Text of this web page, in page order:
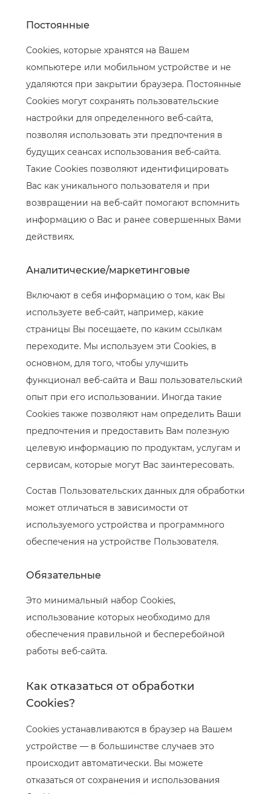
Постоянные
Cookies, которые хранятся на Вашем
компьютере или мобильном устройстве и не
удаляются при закрытии браузера. Постоянные
Cookies могут сохранять пользовательские
настройки для определенного веб-сайта,
позволяя использовать эти предпочтения в
будущих сеансах использования веб-сайта.
Такие Cookies позволяют идентифицировать
Вас как уникального пользователя и при
возвращении на веб-сайт помогают вспомнить
информацию о Вас и ранее совершенных Вами
действиях.
Аналитические/маркетинговые
Включают в себя информацию о том, как Вы
используете веб-сайт, например, какие
страницы Вы посещаете, по каким ссылкам
переходите. Мы используем эти Cookies, в
основном, для того, чтобы улучшить
функционал веб-сайта и Ваш пользовательский
опыт при его использовании. Иногда такие
Cookies также позволяют нам определить Ваши
предпочтения и предоставить Вам полезную
целевую информацию по продуктам, услугам и
сервисам, которые могут Вас заинтересовать.
Состав Пользовательских данных для обработки
может отличаться в зависимости от
используемого устройства и программного
обеспечения на устройстве Пользователя.
Обязательные
Это минимальный набор Cookies,
использование которых необходимо для
обеспечения правильной и бесперебойной
работы веб-сайта.
Как отказаться от обработки
Cookies?
Cookies устанавливаются в браузер на Вашем
устройстве — в большинстве случаев это
происходит автоматически. Вы можете
отказаться от сохранения и использования